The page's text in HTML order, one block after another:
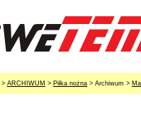
> ARCHIWUM > Piłka nożna > Archiwum >